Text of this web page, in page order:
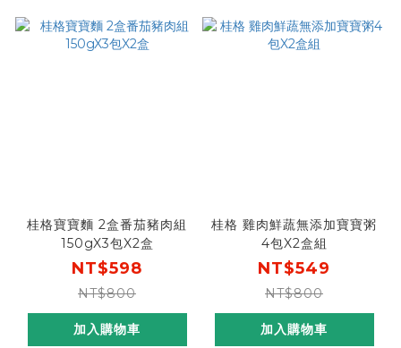
桂格寶寶麵 2盒番茄豬肉組
150gX3包X2盒
NT$598
NT$800
加入購物車
桂格 雞肉鮮蔬無添加寶寶粥
4包X2盒組
NT$549
NT$800
加入購物車